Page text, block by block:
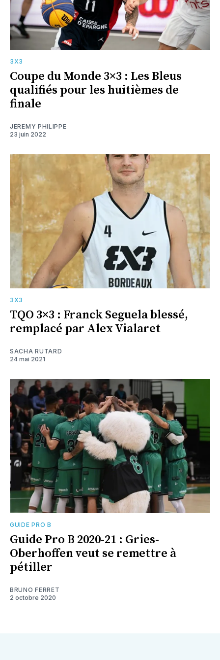
3X3
Coupe du Monde 3×3 : Les Bleus
qualifiés pour les huitièmes de
finale
JEREMY PHILIPPE
23 juin 2022
3X3
TQO 3×3 : Franck Seguela blessé,
remplacé par Alex Vialaret
SACHA RUTARD
24 mai 2021
GUIDE PRO B
Guide Pro B 2020-21 : Gries-
Oberhoffen veut se remettre à
pétiller
BRUNO FERRET
2 octobre 2020